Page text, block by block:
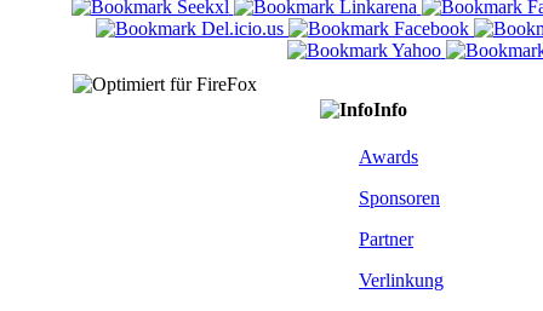
Info
Awards
Sponsoren
Partner
Verlinkung